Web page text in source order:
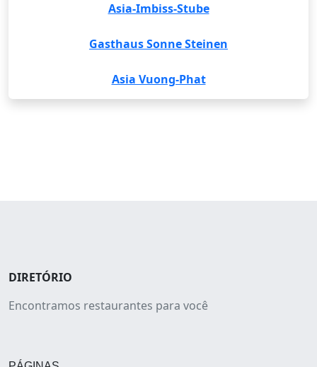
Asia-Imbiss-Stube
Gasthaus Sonne Steinen
Asia Vuong-Phat
DIRETÓRIO
Encontramos restaurantes para você